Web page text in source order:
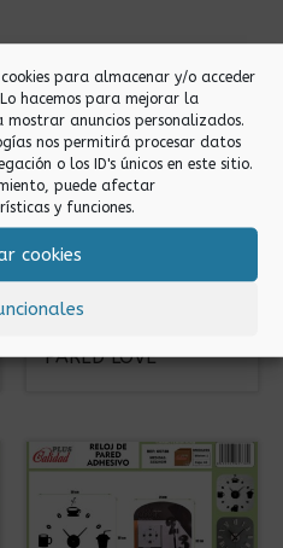
para almacenar y/o acceder
hacemos para mejorar la
mostrar anuncios personalizados.
nos permitirá procesar datos
o los ID's únicos en este sitio.
puede afectar
y funciones.
cookies
Relojes de pared
PARED LOVE